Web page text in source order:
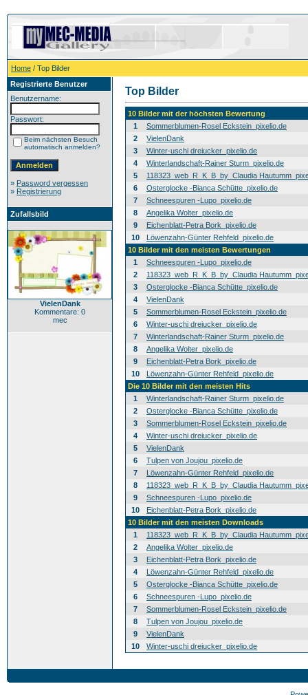
Home / Top Bilder
Registrierte Benutzer
Benutzername:
Passwort:
Beim nächsten Besuch
automatisch anmelden?
» Password vergessen
» Registrierung
Zufallsbild
VielenDank
Kommentare: 0
mec
Top Bilder
10 Bilder mit der höchsten Bewertung
1
Sommerblumen-Rosel Eckstein_pixelio.de
2
VielenDank
3
Winter-uschi dreiucker_pixelio.de
4
Winterlandschaft-Rainer Sturm_pixelio.de
5
118323_web_R_K_B_by_Claudia
6
Osterglocke -Bianca Schütte_pixelio.de
7
Schneespuren -Lupo_pixelio.de
8
Angelika Wolter_pixelio.de
9
Eichenblatt-Petra Bork_pixelio.de
10
Löwenzahn-Günter Rehfeld_pixelio.de
10 Bilder mit den meisten Bewertungen
1
Schneespuren -Lupo_pixelio.de
2
118323_web_R_K_B_by_Claudia
3
Osterglocke -Bianca Schütte_pixelio.de
4
VielenDank
5
Sommerblumen-Rosel Eckstein_pixelio.de
6
Winter-uschi dreiucker_pixelio.de
7
Winterlandschaft-Rainer Sturm_pixelio.de
8
Angelika Wolter_pixelio.de
9
Eichenblatt-Petra Bork_pixelio.de
10
Löwenzahn-Günter Rehfeld_pixelio.de
Die 10 Bilder mit den meisten Hits
1
Winterlandschaft-Rainer Sturm_pixelio.de
2
Osterglocke -Bianca Schütte_pixelio.de
3
Sommerblumen-Rosel Eckstein_pixelio.de
4
Winter-uschi dreiucker_pixelio.de
5
VielenDank
6
Tulpen von Joujou_pixelio.de
7
Löwenzahn-Günter Rehfeld_pixelio.de
8
118323_web_R_K_B_by_Claudia
9
Schneespuren -Lupo_pixelio.de
10
Eichenblatt-Petra Bork_pixelio.de
10 Bilder mit den meisten Downloads
1
118323_web_R_K_B_by_Claudia
2
Angelika Wolter_pixelio.de
3
Eichenblatt-Petra Bork_pixelio.de
4
Löwenzahn-Günter Rehfeld_pixelio.de
5
Osterglocke -Bianca Schütte_pixelio.de
6
Schneespuren -Lupo_pixelio.de
7
Sommerblumen-Rosel Eckstein_pixelio.de
8
Tulpen von Joujou_pixelio.de
9
VielenDank
10
Winter-uschi dreiucker_pixelio.de